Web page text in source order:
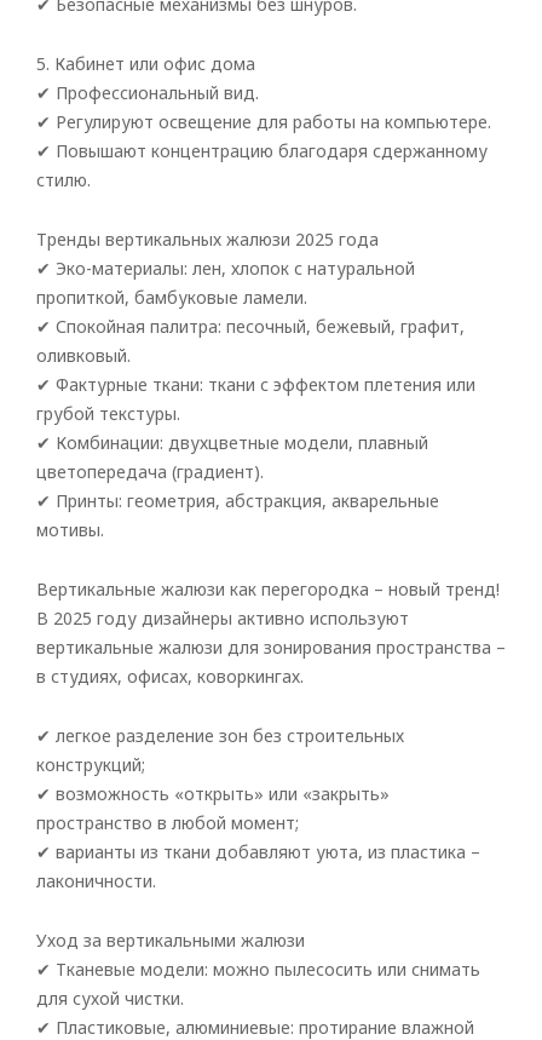
5. Кабинет или офис дома
✔ Профессиональный вид.
✔ Регулируют освещение для работы на компьютере.
✔ Повышают концентрацию благодаря сдержанному
стилю.
Тренды вертикальных жалюзи 2025 года
✔ Эко-материалы: лен, хлопок с натуральной
пропиткой, бамбуковые ламели.
✔ Спокойная палитра: песочный, бежевый, графит,
оливковый.
✔ Фактурные ткани: ткани с эффектом плетения или
грубой текстуры.
✔ Комбинации: двухцветные модели, плавный
цветопередача (градиент).
✔ Принты: геометрия, абстракция, акварельные
мотивы.
Вертикальные жалюзи как перегородка – новый тренд!
В 2025 году дизайнеры активно используют
вертикальные жалюзи для зонирования пространства –
в студиях, офисах, коворкингах.
✔ легкое разделение зон без строительных
конструкций;
✔ возможность «открыть» или «закрыть»
пространство в любой момент;
✔ варианты из ткани добавляют уюта, из пластика –
лаконичности.
Уход за вертикальными жалюзи
✔ Тканевые модели: можно пылесосить или снимать
для сухой чистки.
✔ Пластиковые, алюминиевые: протирание влажной